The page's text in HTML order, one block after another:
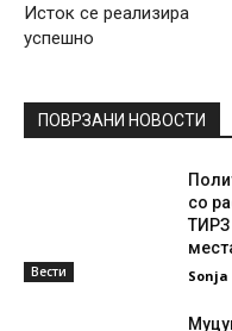
Исток се реализира
успешно
ПОВРЗАНИ НОВОСТИ
Вести
со
ТИРЗ
Sonja